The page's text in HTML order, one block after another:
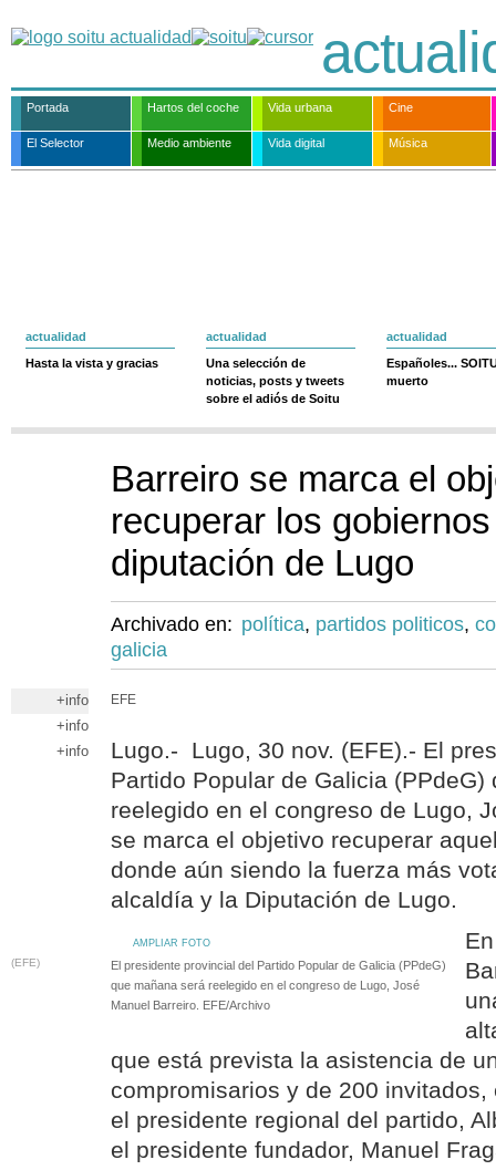
Portada Hartos del coche Vida urbana Cine
El Selector Medio ambiente Vida digital Música
actualidad
Hasta la vista y gracias
actualidad
Una selección de
noticias, posts y tweets
sobre el adiós de Soitu
actualidad
Españoles...
muerto
Barreiro se marca el
recuperar los
diputación de Lugo
Archivado en: política, partidos politicos,
galicia
+info
+info
+info
EFE
Lugo.- Lugo, 30 nov. (EFE).- El
Partido Popular de Galicia (PPdeG)
reelegido en el congreso de Lugo,
se marca el objetivo recuperar
donde aún siendo la fuerza más
alcaldía y la Diputación de Lugo.
AMPLIAR FOTO
(EFE)
El presidente provincial del Partido Popular de Galicia (PPdeG)
que mañana será reelegido en el congreso de Lugo, José
Manuel Barreiro. EFE/Archivo
que está prevista la asistencia de
compromisarios y de 200
el presidente regional del partido,
el presidente fundador, Manuel